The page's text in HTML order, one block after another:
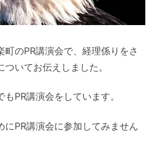
町のPR講演会で、経理係りをさ
いてお伝えしました。
PR講演会をしています。
にPR講演会に参加してみません